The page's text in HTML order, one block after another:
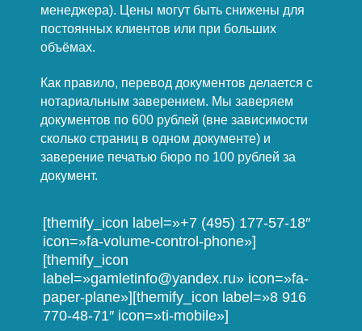
менеджера). Цены могут быть снижены для
постоянных клиентов или при больших
объёмах.
Как правило, перевод документов делается с
нотариальным заверением. Мы заверяем
документов по 600 рублей (вне зависимости
сколько страниц в одном документе) и
заверение печатью бюро по 100 рублей за
документ.
[themify_icon label=»+7 (495) 177-57-18″
icon=»fa-volume-control-phone»]
[themify_icon
label=»gamletinfo@yandex.ru» icon=»fa-
paper-plane»][themify_icon label=»8 916
770-48-71″ icon=»ti-mobile»]